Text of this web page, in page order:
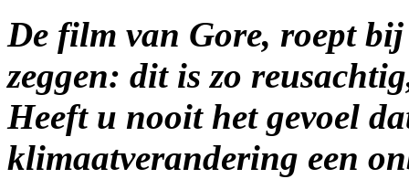
De film van Gore, roept
zeggen: dit is zo
Heeft u nooit het gevoel
klimaatverandering een